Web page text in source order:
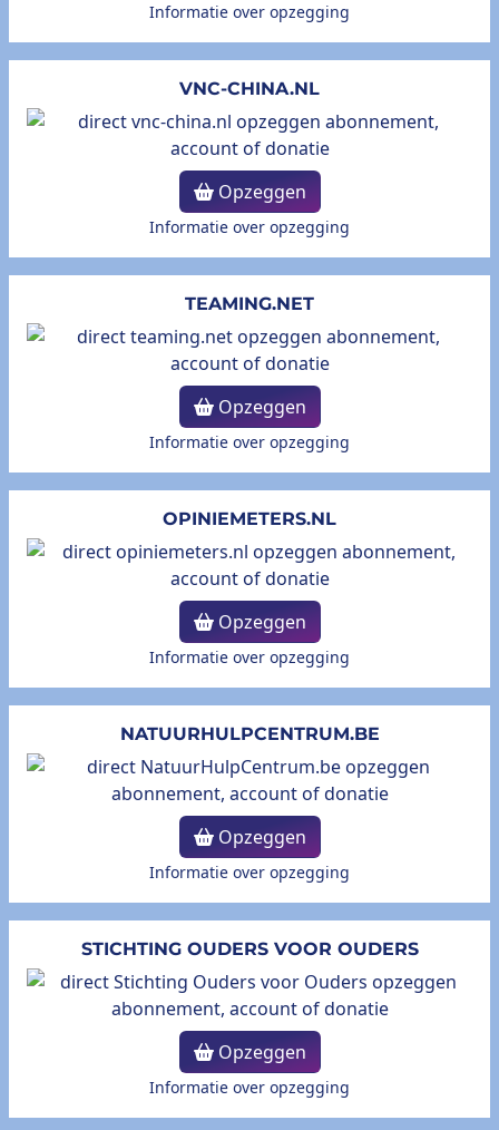
Informatie over opzegging
VNC-CHINA.NL
Opzeggen
Informatie over opzegging
TEAMING.NET
Opzeggen
Informatie over opzegging
OPINIEMETERS.NL
Opzeggen
Informatie over opzegging
NATUURHULPCENTRUM.BE
Opzeggen
Informatie over opzegging
STICHTING OUDERS VOOR OUDERS
Opzeggen
Informatie over opzegging